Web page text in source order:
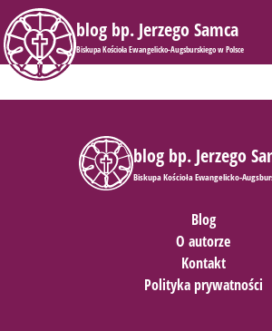
blog bp. Jerzego Samca
Biskupa Kościoła Ewangelicko-Augsburskiego w Polsce
blog bp. Jerzego
Biskupa Kościoła Ewangelicko-
Blog
O autorze
Kontakt
Polityka prywatności